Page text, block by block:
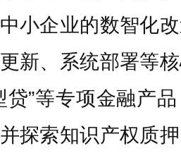
小企业的数智化
新、系统部署等
贷”等专项金融产
探索知识产权质